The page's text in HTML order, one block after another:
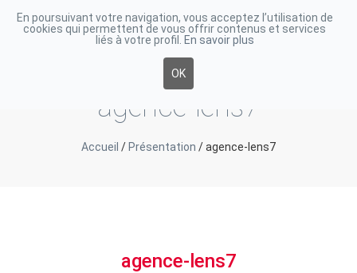
Toggle
agence-lens7
Accueil / Présentation /agence-lens7
agence-lens7
En poursuivant votre navigation, vous acceptez l’utilisation de
cookies qui permettent de vous offrir contenus et services
liés à votre profil.
En savoir plus
OK